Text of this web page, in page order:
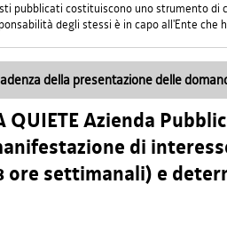
pubblicati costituiscono uno strumento di
degli stessi è in capo all'Ente che
della presentazione delle
QUIETE Azienda
di
ore settimanali) e